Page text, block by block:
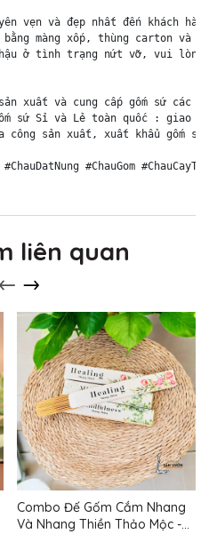
vẹn và đẹp nhất đến khách hàng
màng xốp, thùng carton và
ở tình trạng nứt vỡ, vui lòng
xuất và cung cấp gốm sứ
gốm sứ Sỉ và Lẻ toàn quốc :
công sản xuất, xuất khẩu gốm sứ
#ChauGom
liên quan
Combo Đế Gốm Cắm Nhang
Và Nhang Thiền Thảo Mộc -